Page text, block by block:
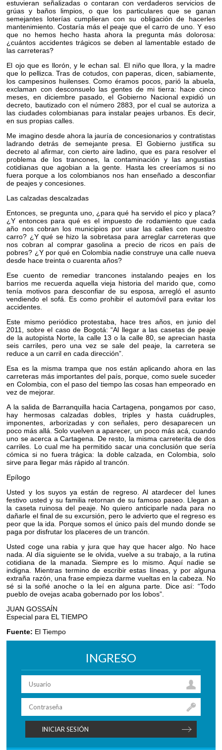
estuvieran señalizadas o contaran con verdaderos servicios de
grúas y baños limpios, o que los particulares que se ganan
semejantes loterías cumplieran con su obligación de hacerles
mantenimiento. Costaría más el peaje que el carro de uno. Y eso
que no hemos hecho hasta ahora la pregunta más dolorosa:
¿cuántos accidentes trágicos se deben al lamentable estado de
las carreteras?
El ojo que es llorón, y le echan sal. El niño que llora, y la madre
que lo pellizca. Tras de cotudos, con paperas, dicen, sabiamente,
los campesinos huilenses. Como éramos pocos, parió la abuela,
exclaman con desconsuelo las gentes de mi tierra: hace cinco
meses, en diciembre pasado, el Gobierno Nacional expidió un
decreto, bautizado con el número 2883, por el cual se autoriza a
las ciudades colombianas para instalar peajes urbanos. Es decir,
en sus propias calles.
Me imagino desde ahora la jauría de concesionarios y contratistas
ladrando detrás de semejante presa. El Gobierno justifica su
decreto al afirmar, con cierto aire ladino, que es para resolver el
problema de los trancones, la contaminación y las angustias
cotidianas que agobian a la gente. Hasta les creeríamos si no
fuera porque a los colombianos nos han enseñado a desconfiar
de peajes y concesiones.
Las calzadas descalzadas
Entonces, se pregunta uno, ¿para qué ha servido el pico y placa?
¿Y entonces para qué es el impuesto de rodamiento que cada
año nos cobran los municipios por usar las calles con nuestro
carro? ¿Y qué se hizo la sobretasa para arreglar carreteras que
nos cobran al comprar gasolina a precio de ricos en país de
pobres? ¿Y por qué en Colombia nadie construye una calle nueva
desde hace treinta o cuarenta años?
Ese cuento de remediar trancones instalando peajes en los
barrios me recuerda aquella vieja historia del marido que, como
tenía motivos para desconfiar de su esposa, arregló el asunto
vendiendo el sofá. Es como prohibir el automóvil para evitar los
accidentes.
Este mismo periódico protestaba, hace tres años, en junio del
2011, sobre el caso de Bogotá: “Al llegar a las casetas de peaje
de la autopista Norte, la calle 13 o la calle 80, se aprecian hasta
seis carriles, pero una vez se sale del peaje, la carretera se
reduce a un carril en cada dirección”.
Esa es la misma trampa que nos están aplicando ahora en las
carreteras más importantes del país, porque, como suele suceder
en Colombia, con el paso del tiempo las cosas han empeorado en
vez de mejorar.
A la salida de Barranquilla hacia Cartagena, pongamos por caso,
hay hermosas calzadas dobles, triples y hasta cuádruples,
imponentes, arborizadas y con señales, pero desaparecen un
poco más allá. Solo vuelven a aparecer, un poco más acá, cuando
uno se acerca a Cartagena. De resto, la misma carreterita de dos
carriles. Lo cual me ha permitido sacar una conclusión que sería
cómica si no fuera trágica: la doble calzada, en Colombia, solo
sirve para llegar más rápido al trancón.
Epílogo
Usted y los suyos ya están de regreso. Al atardecer del lunes
festivo usted y su familia retornan de su famoso paseo. Llegan a
la caseta ruinosa del peaje. No quiero anticiparle nada para no
dañarle el final de su excursión, pero le advierto que el regreso es
peor que la ida. Porque somos el único país del mundo donde se
paga por disfrutar los placeres de un trancón.
Usted coge una rabia y jura que hay que hacer algo. No hace
nada. Al día siguiente se le olvida, vuelve a su trabajo, a la rutina
cotidiana de la manada. Siempre es lo mismo. Aquí nadie se
indigna. Mientras termino de escribir estas líneas, y por alguna
extraña razón, una frase empieza darme vueltas en la cabeza. No
sé si la soñé anoche o la leí en alguna parte. Dice así: “Todo
pueblo de ovejas acaba gobernado por los lobos”.
JUAN GOSSAÍN
Especial para EL TIEMPO
Fuente: El Tiempo
INGRESO